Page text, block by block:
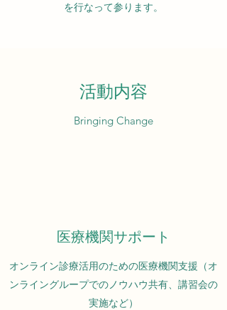
を行なって参ります。
活動内容
Bringing Change
医療機関サポート
オンライン診療活用のための医療機関支援（オ
ンライングループでのノウハウ共有、講習会の
実施など）